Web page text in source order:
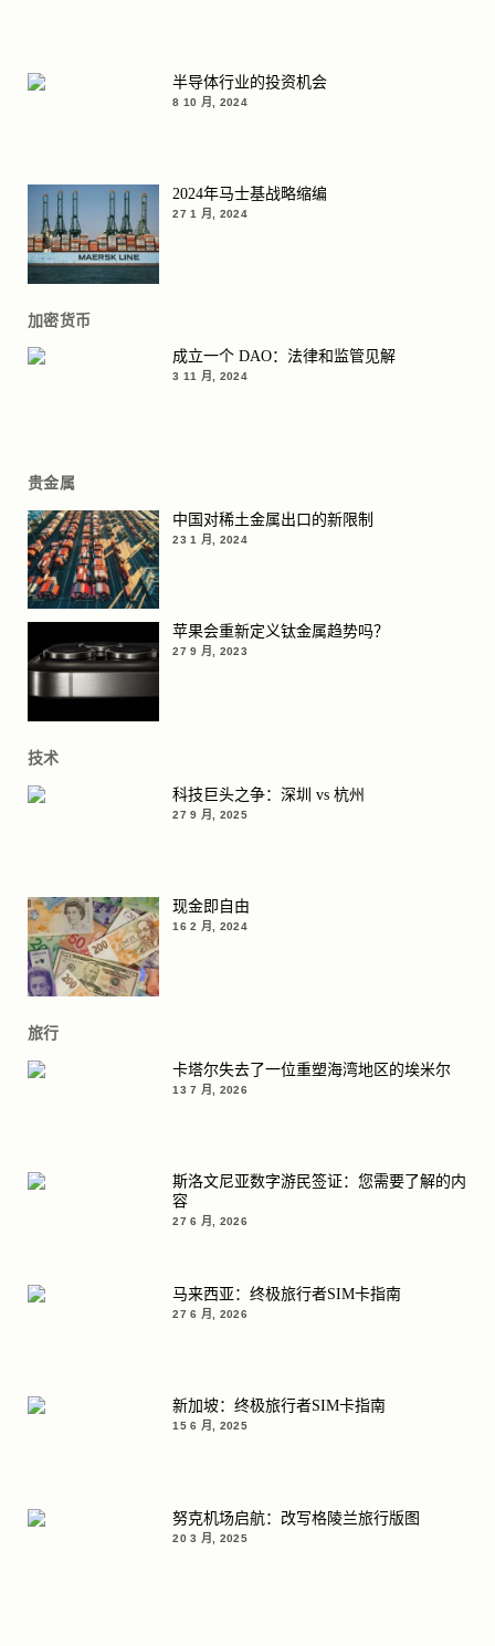
半导体行业的投资机会
8 10 月, 2024
2024年马士基战略缩编
27 1 月, 2024
加密货币
成立一个 DAO：法律和监管见解
3 11 月, 2024
贵金属
中国对稀土金属出口的新限制
23 1 月, 2024
苹果会重新定义钛金属趋势吗？
27 9 月, 2023
技术
科技巨头之争：深圳 vs 杭州
27 9 月, 2025
现金即自由
16 2 月, 2024
旅行
卡塔尔失去了一位重塑海湾地区的埃米尔
13 7 月, 2026
斯洛文尼亚数字游民签证：您需要了解的内
容
27 6 月, 2026
马来西亚：终极旅行者SIM卡指南
27 6 月, 2026
新加坡：终极旅行者SIM卡指南
15 6 月, 2025
努克机场启航：改写格陵兰旅行版图
20 3 月, 2025